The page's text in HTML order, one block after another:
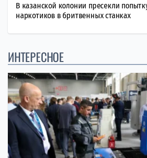
В казанской колонии пресекли
наркотиков в бритвенных станках
ИНТЕРЕСНОЕ